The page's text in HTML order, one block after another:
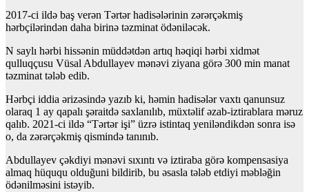
2017-ci ildə baş verən Tərtər hadisələrinin zərərçəkmiş
hərbçilərindən daha birinə təzminat ödəniləcək.
N saylı hərbi hissənin müddətdən artıq həqiqi hərbi xidmət
qulluqçusu Vüsal Abdullayev mənəvi ziyana görə 300 min manat
təzminat tələb edib.
Hərbçi iddia ərizəsində yazıb ki, həmin hadisələr vaxtı qanunsuz
olaraq 1 ay qapalı şəraitdə saxlanılıb, müxtəlif əzab-iztirablara məruz
qalıb. 2021-ci ildə “Tərtər işi” üzrə istintaq yeniləndikdən sonra isə
o, da zərərçəkmiş qismində tanınıb.
Abdullayev çəkdiyi mənəvi sıxıntı və iztiraba görə kompensasiya
almaq hüququ olduğuni bildirib, bu əsasla tələb etdiyi məbləğin
ödənilməsini istəyib.